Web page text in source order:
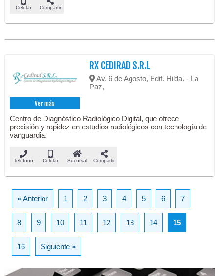
Celular Compartir
Ver más
RX CEDIRAD S.R.L
Av. 6 de Agosto, Edif. Hilda. - La
Paz,
Centro de Diagnóstico Radiológico Digital, que ofrece
precisión y rapidez en estudios radiológicos con tecnología de
vanguardia.
Teléfono Celular Sucursal Compartir
«Anterior 1 2 3 4 5 6 7
8 9 10 11 12 13 14 15
16 Siguiente»